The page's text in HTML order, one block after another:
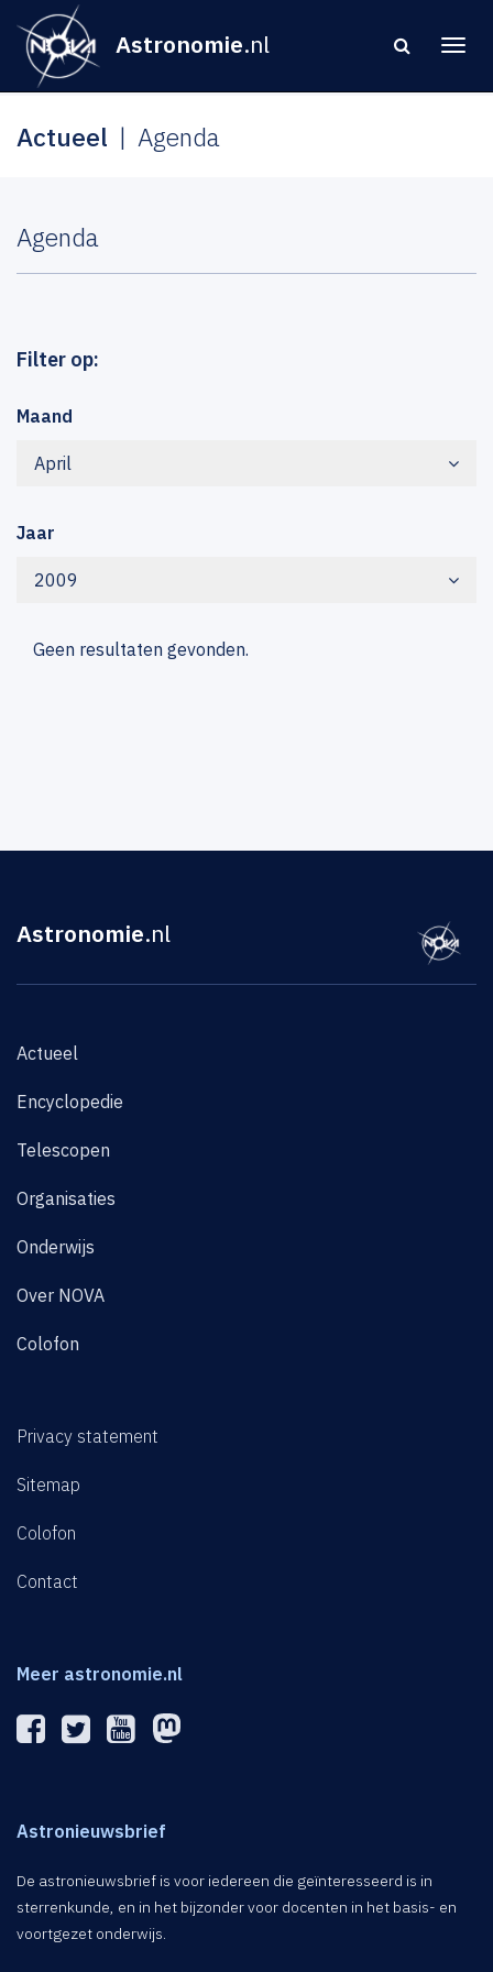
Astronomie.nl
Actueel Agenda
Agenda
Filter op:
Maand
April
Jaar
2009
Geen resultaten gevonden.
Astronomie.nl
Actueel
Encyclopedie
Telescopen
Organisaties
Onderwijs
Over NOVA
Colofon
Privacy statement
Sitemap
Colofon
Contact
Meer astronomie.nl
Astronieuwsbrief
De astronieuwsbrief is voor iedereen die geïnteresseerd is in
sterrenkunde, en in het bijzonder voor docenten in het basis- en
voortgezet onderwijs.